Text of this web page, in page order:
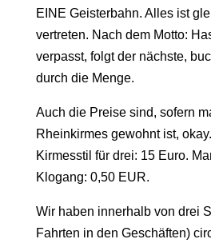
EINE Geisterbahn. Alles ist
vertreten. Nach dem Motto:
verpasst, folgt der nächste,
durch die Menge.
Auch die Preise sind, sofern
Rheinkirmes gewohnt ist,
Kirmesstil für drei: 15 Euro.
Klogang: 0,50 EUR.
Wir haben innerhalb von drei
Fahrten in den Geschäften)